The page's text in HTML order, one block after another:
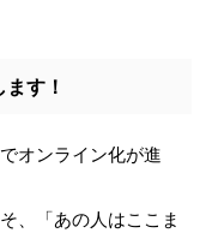
す！
オンライン化が進
、「あの人はここま